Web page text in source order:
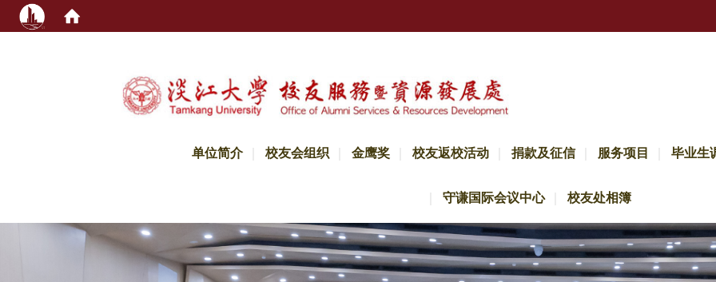
单位简介 校友会组织 金鹰奖 校友返校活动 捐款及征信 服务项目 毕业生
守谦国际会议中心 校友处相簿